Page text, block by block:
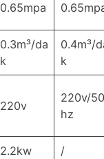
0.65mpa
0.3m³/da
k
0.4m³/
k
220v
220v/50
hz
2.2kw /